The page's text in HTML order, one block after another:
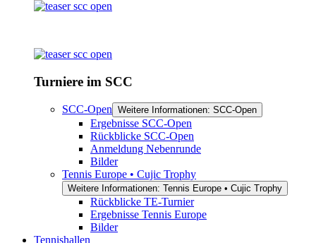
Turniere im SCC
SCC-Open Weitere Informationen: SCC-Open
Ergebnisse SCC-Open
Rückblicke SCC-Open
Anmeldung Nebenrunde
Bilder
Tennis Europe • Cujic Trophy
Weitere Informationen: Tennis Europe • Cujic Trophy
Rückblicke TE-Turnier
Ergebnisse Tennis Europe
Bilder
Tennishallen